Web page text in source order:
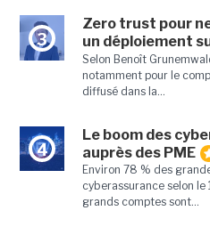
3
Zero trust pour
un déploiement
Selon Benoît
notamment pour le
diffusé dans la...
4
Le boom des
auprès des PME
Environ 78 % des
cyberassurance selon le
grands comptes sont...